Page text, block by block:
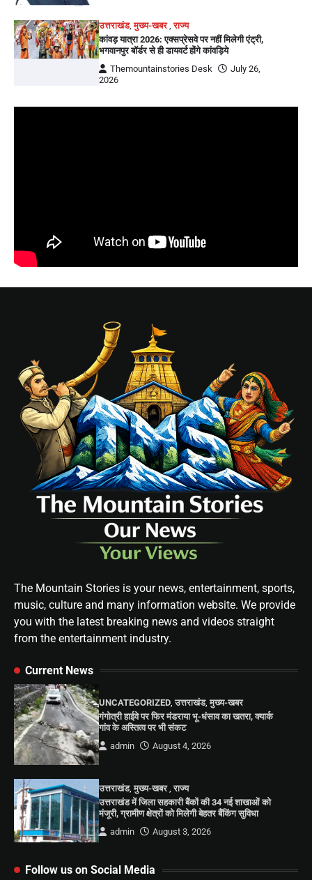
उत्तराखंड,मुख्य-खबर ,राज्य
कांवड़ यात्रा 2026: एक्सप्रेसवे पर नहीं मिलेगी एंट्री,
भगवानपुर बॉर्डर से ही डायवर्ट होंगे कांवड़िये
Themountainstories Desk
July 26,
2026
The Mountain Stories is your news, entertainment, sports,
music, culture and many information website. We provide
you with the latest breaking news and videos straight
from the entertainment industry.
Current News
UNCATEGORIZED,उत्तराखंड,मुख्य-खबर
गंगोत्री हाईवे पर फिर मंडराया भू-धंसाव का खतरा, क्यार्क
गांव के अस्तित्व पर भी संकट
admin
August 4, 2026
उत्तराखंड,मुख्य-खबर,राज्य
उत्तराखंड में जिला सहकारी बैंकों की 34 नई शाखाओं को
मंजूरी, ग्रामीण क्षेत्रों को मिलेगी बेहतर बैंकिंग सुविधा
admin
August 3, 2026
Follow us on Social Media